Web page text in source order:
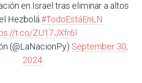
en Israel tras eliminar a altos
Hezbolá.#TodoEstáEnLN
t.co/ZU17JXfr6l
(@LaNacionPy) September 30,
2024